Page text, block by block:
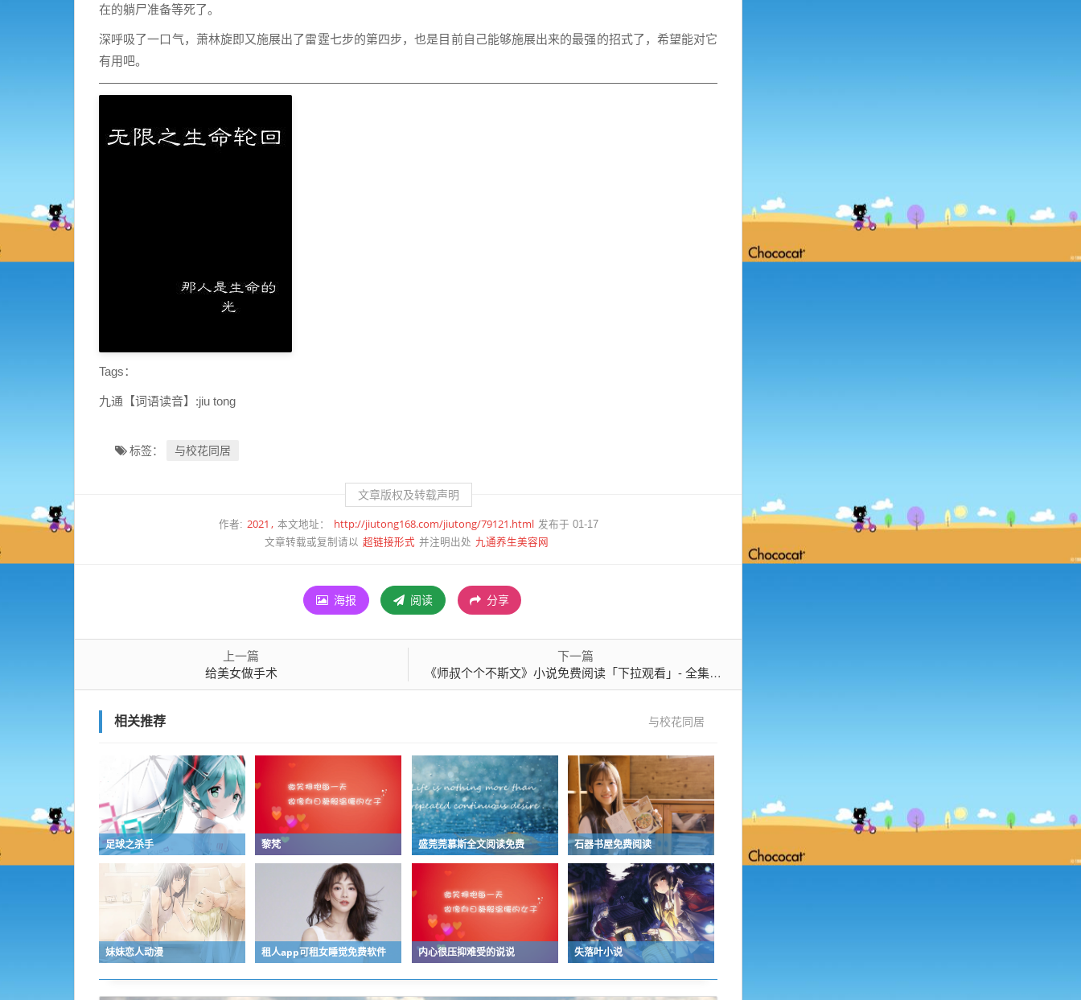
在的躺尸准备等死了。
深呼吸了一口气，萧林旋即又施展出了雷霆七步的第四步，也是目前自己能够施展出来的最强的招式了，希望能对它
有用吧。
Tags：
九通【词语读音】:jiu tong
标签： 与校花同居
文章版权及转载声明
作者: 2021 本文地址： http://jiutong168.com/jiutong/79121.html 发布于 01-17
文章转载或复制请以 超链接形式 并注明出处 九通养生美容网
海报 阅读 分享
上一篇
给美女做手术
下一篇
《师叔个个不斯文》小说免费阅读「下拉观看」- 全集阅读
相关推荐 与校花同居
足球之杀手 黎梵 盛莞莞慕斯全文阅读免费 石器书屋免费阅读
妹妹恋人动漫 租人app可租女睡觉免费软件 内心很压抑难受的说说 失落叶小说